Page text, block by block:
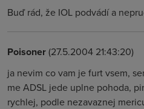
Buď rád, že IOL podvádí a
Poisoner(27.5.2004 21:43:20)
ja nevim co vam je furt vsem,
me ADSL jede uplne pohoda,
rychlej, podle nezavaznej